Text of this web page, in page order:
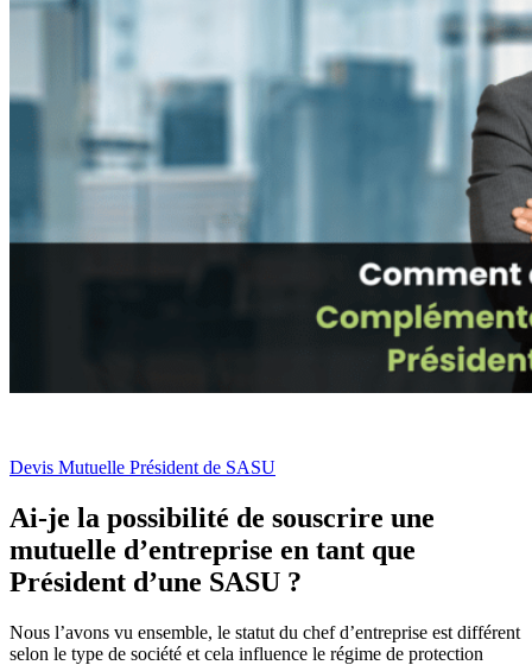
Devis Mutuelle Président de SASU
Ai-je la possibilité de souscrire une
mutuelle d’entreprise en tant que
Président d’une SASU ?
Nous l’avons vu ensemble, le statut du chef d’entreprise est différent
selon le type de société et cela influence le régime de protection